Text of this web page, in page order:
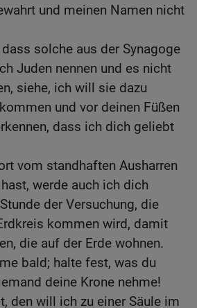
und meinen Namen nicht
solche aus der Synagoge
Juden nennen und es nicht
siehe, ich will sie dazu
und vor deinen Füßen
dass ich dich geliebt
vom standhaften Ausharren
werde auch ich dich
der Versuchung, die
kommen wird, damit
die auf der Erde wohnen.
bald; halte fest, was du
deine Krone nehme!
den will ich zu einer Säule im